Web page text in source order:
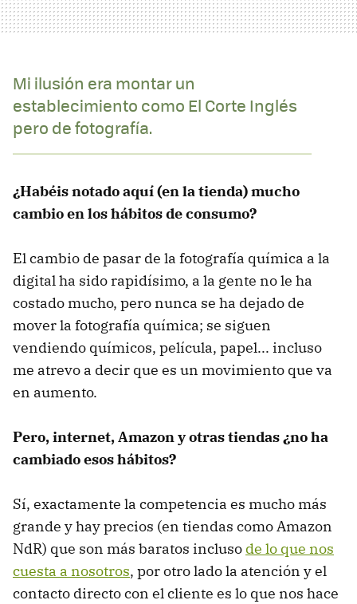
Mi ilusión era montar un
establecimiento como El Corte Inglés
pero de fotografía.
¿Habéis notado aquí (en la tienda) mucho
cambio en los hábitos de consumo?
El cambio de pasar de la fotografía química a la
digital ha sido rapidísimo, a la gente no le ha
costado mucho, pero nunca se ha dejado de
mover la fotografía química; se siguen
vendiendo químicos, película, papel... incluso
me atrevo a decir que es un movimiento que va
en aumento.
Pero, internet, Amazon y otras tiendas ¿no ha
cambiado esos hábitos?
Sí, exactamente la competencia es mucho más
grande y hay precios (en tiendas como Amazon
NdR) que son más baratos incluso de lo que nos
cuesta a nosotros, por otro lado la atención y el
contacto directo con el cliente es lo que nos hace